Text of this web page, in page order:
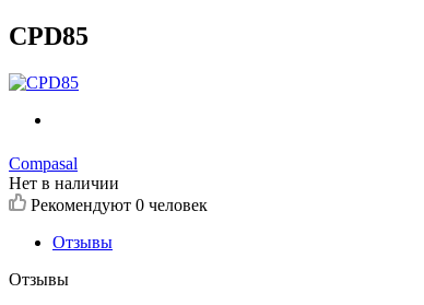
CPD85
Compasal
Нет в наличии
Рекомендуют 0 человек
Отзывы
Отзывы